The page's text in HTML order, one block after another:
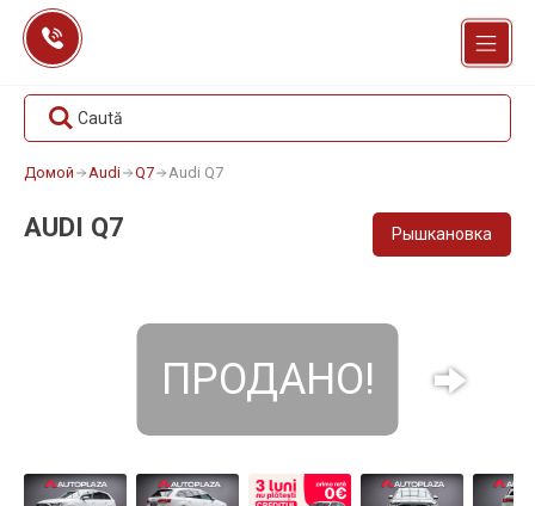
Перейти
содержанию
Caută
Домой Audi Q7 Audi Q7
AUDI Q7 Рышкановка
ПРОДАНО!